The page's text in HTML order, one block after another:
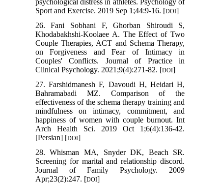
psychological distress in athletes. Psychology of
Sport and Exercise. 2019 Sep 1;44:9-16. [DOI]
26. Fani Sobhani F, Ghorban Shiroudi S,
Khodabakhshi-Koolaee A. The Effect of Two
Couple Therapies, ACT and Schema Therapy,
on Forgiveness and Fear of Intimacy in
Couples' Conflicts. Journal of Practice in
Clinical Psychology. 2021;9(4):271-82. [DOI]
27. Farshidmanesh F, Davoudi H, Heidari H,
Bahramabadi MZ. Comparison of the
effectiveness of the schema therapy training and
mindfulness on intimacy, commitment, and
happiness of women with couple burnout. Int
Arch Health Sci. 2019 Oct 1;6(4):136-42.
[Persian] [DOI]
28. Whisman MA, Snyder DK, Beach SR.
Screening for marital and relationship discord.
Journal of Family Psychology. 2009
Apr;23(2):247. [DOI]